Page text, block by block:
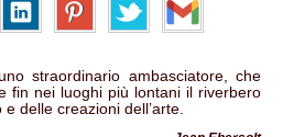
straordinario ambasciatore, che
fin nei luoghi più lontani il riverbero
delle creazioni dell’arte.